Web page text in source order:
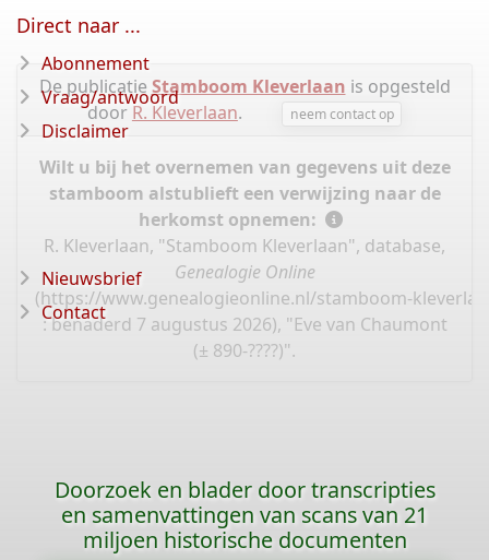
De publicatie Stamboom Kleverlaan is opgesteld
door R. Kleverlaan. neem contact op
Wilt u bij het overnemen van gegevens uit deze
stamboom alstublieft een verwijzing naar de
herkomst opnemen:
R. Kleverlaan, "Stamboom Kleverlaan", database,
Genealogie Online
(https://www.genealogieonline.nl/stamboom-
: benaderd 7 augustus 2026), "Eve van Chaumont
(± 890-????)".
Direct naar ...
Abonnement
Vraag/antwoord
Disclaimer
Nieuwsbrief
Contact
Doorzoek en blader door transcripties
en samenvattingen van scans van 21
miljoen historische documenten